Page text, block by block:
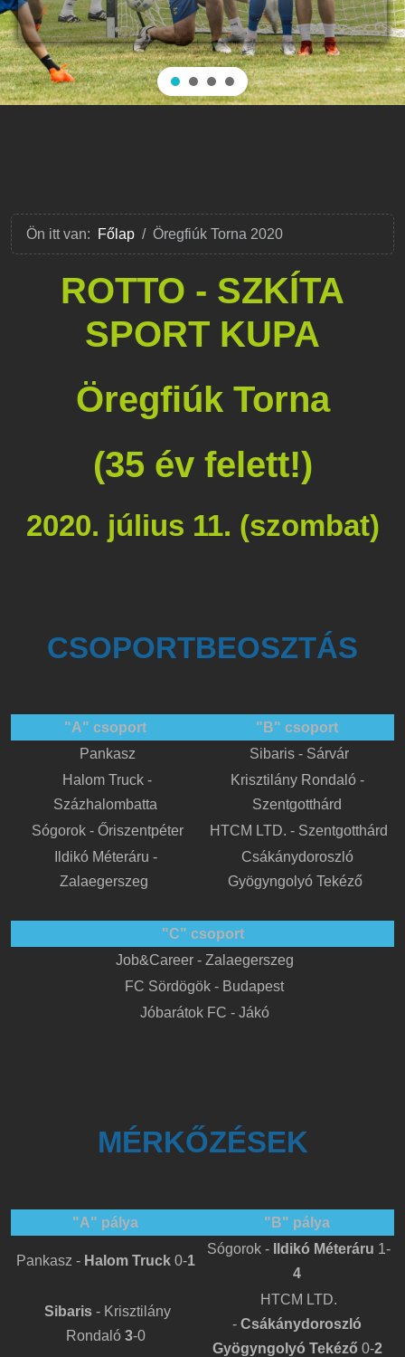
Ön itt van: Főlap Öregfiúk Torna 2020
ROTTO - SZKÍTA
SPORT KUPA
Öregfiúk Torna
(35 év felett!)
2020. július 11. (szombat)
CSOPORTBEOSZTÁS
"A" csoport
"B" csoport
Pankasz
Sibaris - Sárvár
Halom Truck -
Százhalombatta
Krisztilány Rondaló -
Szentgotthárd
Sógorok - Őriszentpéter
HTCM LTD. - Szentgotthárd
Ildikó Méteráru -
Zalaegerszeg
Csákánydoroszló
Gyögyngolyó Tekéző
"C" csoport
Job&Career - Zalaegerszeg
FC Sördögök - Budapest
Jóbarátok FC - Jákó
MÉRKŐZÉSEK
"A" pálya "B" pálya
Pankasz - Halom Truck0-1
Sógorok - Ildikó Méteráru 1-
4
Sibaris- Krisztilány
Rondaló 3-0
HTCM LTD.
- Csákánydoroszló
Gyögyngolyó Tekéző 0-2